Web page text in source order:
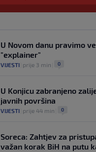
eura stigao na Santiago
0
ovogodišnjeg Mundijala
nacionalni praznik
NOGOMET
U Novom danu pravimo
"explainer"
VIJESTI prije 3 min 0
U Konjicu zabranjeno
javnih površina
VIJESTI prije 44 min 0
Soreca: Zahtjev za
važan korak BiH na putu